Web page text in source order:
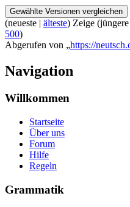
(neueste | älteste) Zeige (
500)
Abgerufen von „https://
Navigation
Willkommen
Startseite
Über uns
Forum
Hilfe
Regeln
Grammatik